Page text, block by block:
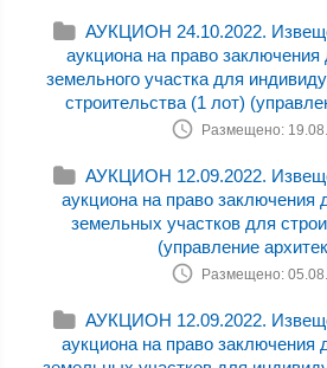
АУКЦИОН 24.10.2022.
аукциона на право заключения
земельного участка для
строительства (1 лот)
Размещено:
АУКЦИОН 12.09.2022.
аукциона на право заключения
земельных участков для
(управление
Размещено:
АУКЦИОН 12.09.2022.
аукциона на право заключения